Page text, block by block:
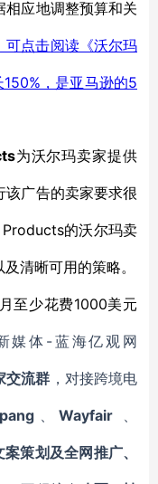
相应地调整预算和关
可点击阅读《沃尔玛
，是亚马逊的5
为沃尔玛卖家提供
该广告的卖家要求很
的沃尔玛卖
清晰可用的策略。
至少花费1000美元
媒体 -蓝海亿观网
交流群 ，对接跨境电
、Wayfair
案策划及全网推广、